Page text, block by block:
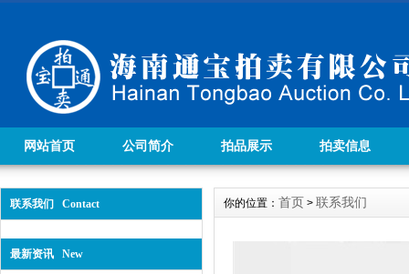
网站首页 公司简介 拍品展示 拍卖信息
联系我们 Contact
最新资讯 New
你的位置： 首页 > 联系我们